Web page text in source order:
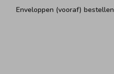
Enveloppen (vooraf) bestellen